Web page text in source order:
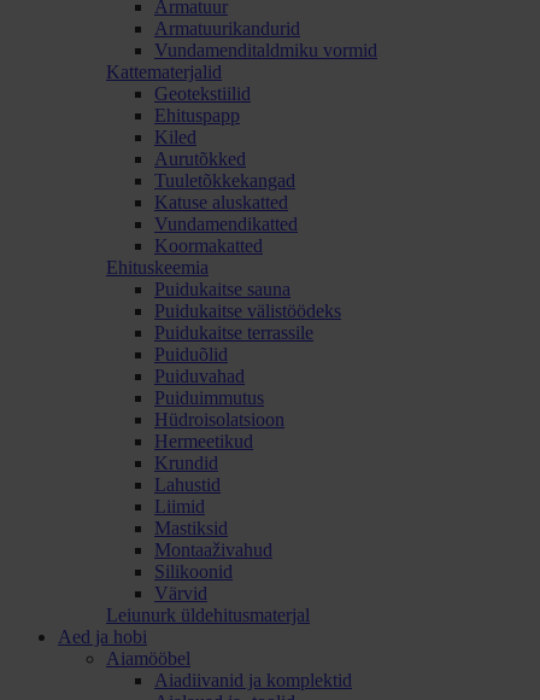
Armatuur
Armatuurikandurid
Vundamenditaldmiku vormid
Kattematerjalid
Geotekstiilid
Ehituspapp
Kiled
Aurutõkked
Tuuletõkkekangad
Katuse aluskatted
Vundamendikatted
Koormakatted
Ehituskeemia
Puidukaitse sauna
Puidukaitse välistöödeks
Puidukaitse terrassile
Puiduõlid
Puiduvahad
Puiduimmutus
Hüdroisolatsioon
Hermeetikud
Krundid
Lahustid
Liimid
Mastiksid
Montaaživahud
Silikoonid
Värvid
Leiunurk üldehitusmaterjal
Aed ja hobi
Aiamööbel
Aiadiivanid ja komplektid